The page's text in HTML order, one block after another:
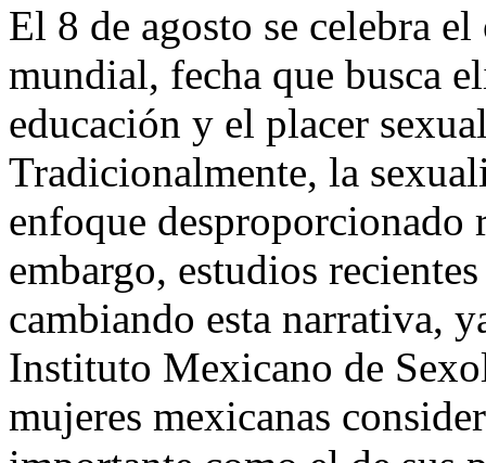
El 8 de agosto se celebra
mundial, fecha que busca
educación y el placer
Tradicionalmente, la
enfoque desproporcionado
embargo, estudios
cambiando esta narrativa,
Instituto Mexicano de
mujeres mexicanas